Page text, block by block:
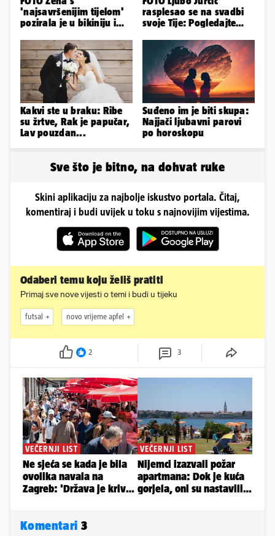
'najsavršenijim tijelom'
pozirala je u bikiniju i
obline...
rasplesao se na svadbi
svoje Tije: Pogledajte
vjenčanje...
Kakvi ste u braku: Ribe
su žrtve, Rak je papučar,
Lav pouzdan...
Suđeno im je biti skupa:
Najjači ljubavni parovi
po horoskopu
Sve što je bitno, na dohvat ruke
Skini aplikaciju za najbolje iskustvo portala. Čitaj,
komentiraj i budi uvijek u toku s najnovijim vijestima.
Odaberi temu koju želiš pratiti
Primaj sve nove vijesti o temi i budi u tijeku
futsal novo vrijeme apfel
2 3
Komentari 3